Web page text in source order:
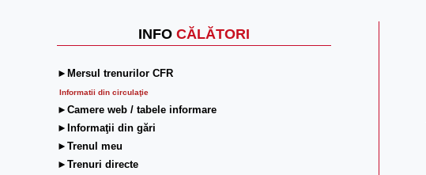
INFO CĂLĂTORI
►Mersul trenurilor CFR
Informatii din circulaţie
►Camere web / tabele informare
►Informaţii din gări
►Trenul meu
►Trenuri directe